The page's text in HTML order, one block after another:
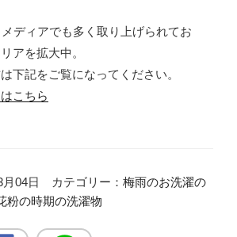
ディアでも多く取り上げられてお
アを拡大中。
下記をご覧になってください。
こちら
月04日 カテゴリー： 梅雨のお洗濯の
粉の時期の洗濯物